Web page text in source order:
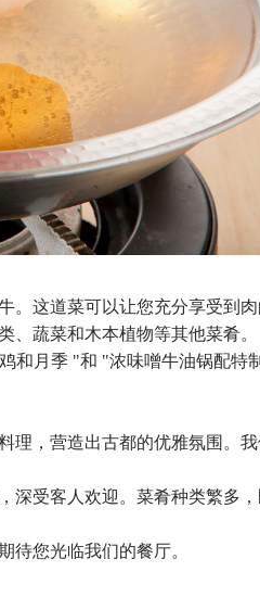
。这道菜可以让您充分享受到
、蔬菜和木本植物等其他菜肴。
和月季 "和 "浓味噌牛油锅配特
理，营造出古都的优雅氛围。
深受客人欢迎。菜肴种类繁多
待您光临我们的餐厅。